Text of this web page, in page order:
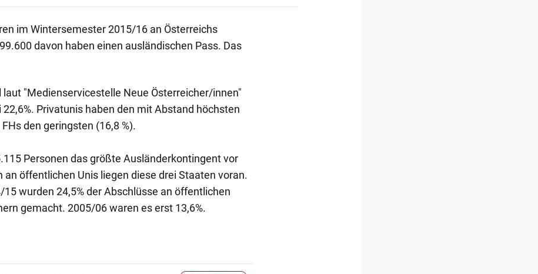
im Wintersemester 2015/16 an Österreichs
davon haben einen ausländischen Pass. Das
"Medienservicestelle Neue Österreicher/innen"
22,6%. Privatunis haben den mit Abstand höchsten
den geringsten (16,8 %).
Personen das größte Ausländerkontingent vor
an öffentlichen Unis liegen diese drei Staaten voran.
wurden 24,5% der Abschlüsse an öffentlichen
gemacht. 2005/06 waren es erst 13,6%.